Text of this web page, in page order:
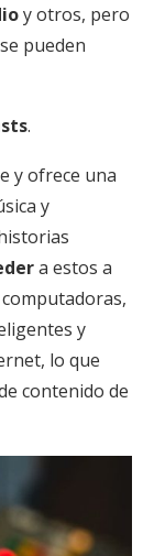
y otros, pero
pueden
.
y ofrece una
y
a estos a
y
lo que
contenido de